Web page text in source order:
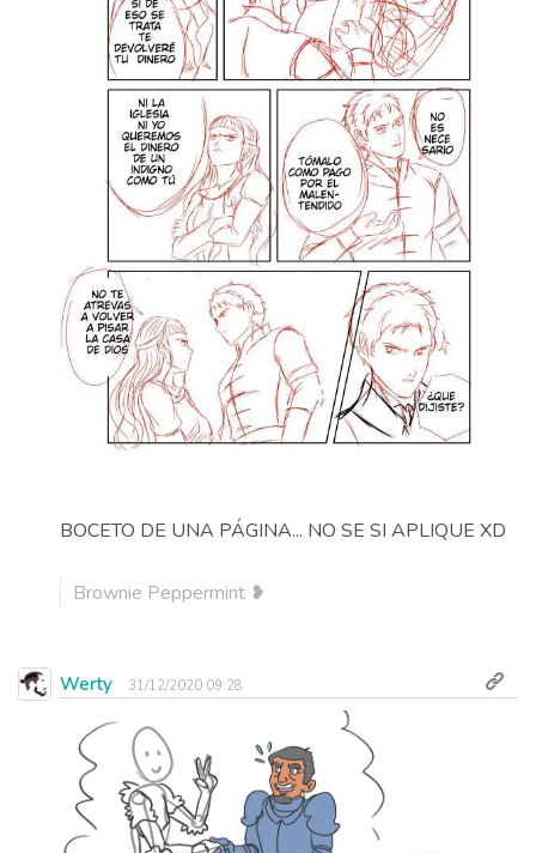
BOCETO DE UNA PÁGINA... NO SE SI APLIQUE XD
Brownie Peppermint ❥
Werty 31/12/2020 09:28